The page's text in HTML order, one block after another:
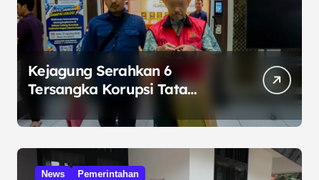
Kejagung Serahkan 6
Tersangka Korupsi Tata
Kelola Minyak ke Penuntut
Umum
News Pemerintahan